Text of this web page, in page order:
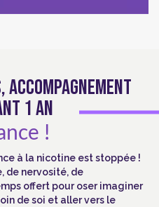
ACCOMPAGNEMENT
1 AN
!
à la nicotine est stoppée !
de nervosité, de
offert pour oser imaginer
de soi et aller vers le